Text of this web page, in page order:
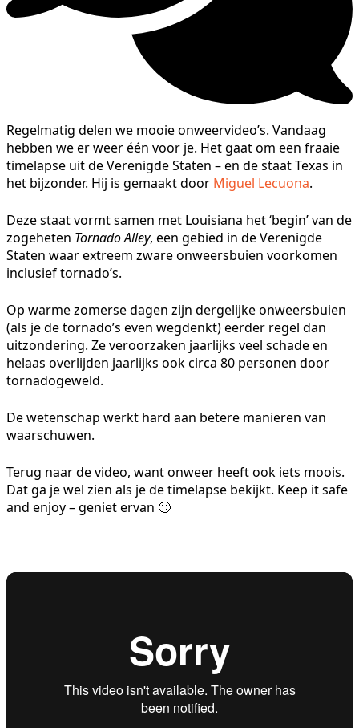
Regelmatig delen we mooie onweervideo’s. Vandaag
hebben we er weer één voor je. Het gaat om een fraaie
timelapse uit de Verenigde Staten – en de staat Texas in
het bijzonder. Hij is gemaakt door Miguel Lecuona.
Deze staat vormt samen met Louisiana het ‘begin’ van de
zogeheten Tornado Alley, een gebied in de Verenigde
Staten waar extreem zware onweersbuien voorkomen
inclusief tornado’s.
Op warme zomerse dagen zijn dergelijke onweersbuien
(als je de tornado’s even wegdenkt) eerder regel dan
uitzondering. Ze veroorzaken jaarlijks veel schade en
helaas overlijden jaarlijks ook circa 80 personen door
tornadogeweld.
De wetenschap werkt hard aan betere manieren van
waarschuwen.
Terug naar de video, want onweer heeft ook iets moois.
Dat ga je wel zien als je de timelapse bekijkt. Keep it safe
and enjoy – geniet ervan 🙂